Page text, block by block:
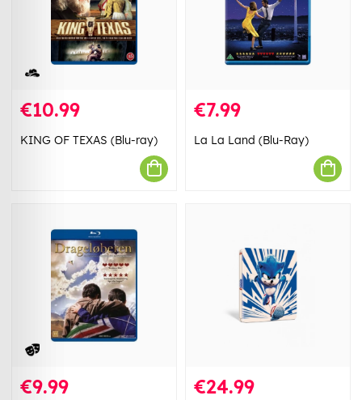
€10.99
KING OF TEXAS (Blu-ray)
€7.99
La La Land (Blu-Ray)
€9.99 €24.99